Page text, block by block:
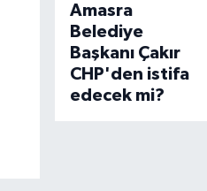
Amasra
Belediye
Başkanı Çakır
CHP'den istifa
edecek mi?